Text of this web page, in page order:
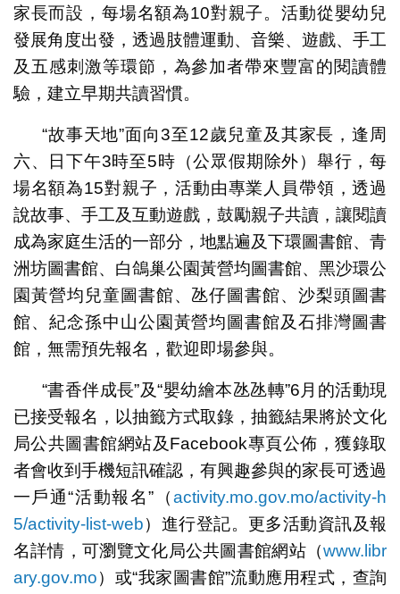
家長而設，每場名額為10對親子。活動從嬰幼兒
發展角度出發，透過肢體運動、音樂、遊戲、手工
及五感刺激等環節，為參加者帶來豐富的閱讀體
驗，建立早期共讀習慣。
“故事天地”面向3至12歲兒童及其家長，逢周
六、日下午3時至5時（公眾假期除外）舉行，每
場名額為15對親子，活動由專業人員帶領，透過
說故事、手工及互動遊戲，鼓勵親子共讀，讓閱讀
成為家庭生活的一部分，地點遍及下環圖書館、青
洲坊圖書館、白鴿巢公園黃營均圖書館、黑沙環公
園黃營均兒童圖書館、氹仔圖書館、沙梨頭圖書
館、紀念孫中山公園黃營均圖書館及石排灣圖書
館，無需預先報名，歡迎即場參與。
“書香伴成長”及“嬰幼繪本氹氹轉”6月的活動現
已接受報名，以抽籤方式取錄，抽籤結果將於文化
局公共圖書館網站及Facebook專頁公佈，獲錄取
者會收到手機短訊確認，有興趣參與的家長可透過
一戶通“活動報名”（activity.mo.gov.mo/activity-h
5/activity-list-web）進行登記。更多活動資訊及報
名詳情，可瀏覽文化局公共圖書館網站（www.libr
ary.gov.mo）或“我家圖書館”流動應用程式，查詢